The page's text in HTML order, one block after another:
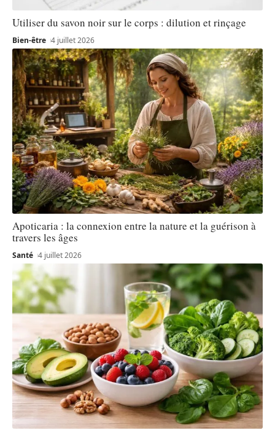
Utiliser du savon noir sur le corps : dilution et rinçage
Bien-être 4 juillet 2026
Apoticaria : la connexion entre la nature et la guérison à
travers les âges
Santé 4 juillet 2026